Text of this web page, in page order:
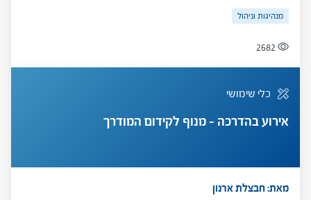
מנהיגות וניהול
2682
כלי שימושי
אירוע בהדרכה – מנוף לקידום המודרך
מאת: חבצלת ארנון